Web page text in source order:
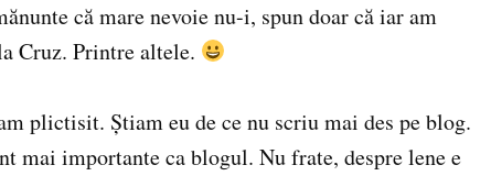
că mare nevoie nu-i, spun doar că iar am
Cruz. Printre altele.
plictisit. Știam eu de ce nu scriu mai des pe blog.
mai importante ca blogul. Nu frate, despre lene e